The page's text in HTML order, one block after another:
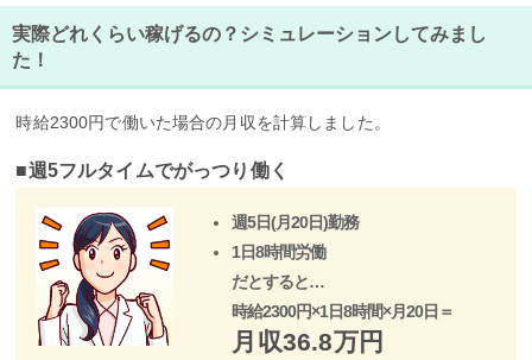
実際どれくらい稼げるの？シミュレーションしてみまし
た！
時給2300円で働いた場合の月収を計算しました。
■週5フルタイムでがっつり働く
週5日(月20日)勤務
1日8時間労働
だとすると…
時給2300円×1日8時間×月20日＝
月収36.8万円